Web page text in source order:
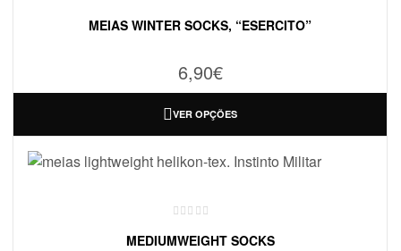
MEIAS WINTER SOCKS, “ESERCITO”
6,90€
VER OPÇÕES
MEDIUMWEIGHT SOCKS